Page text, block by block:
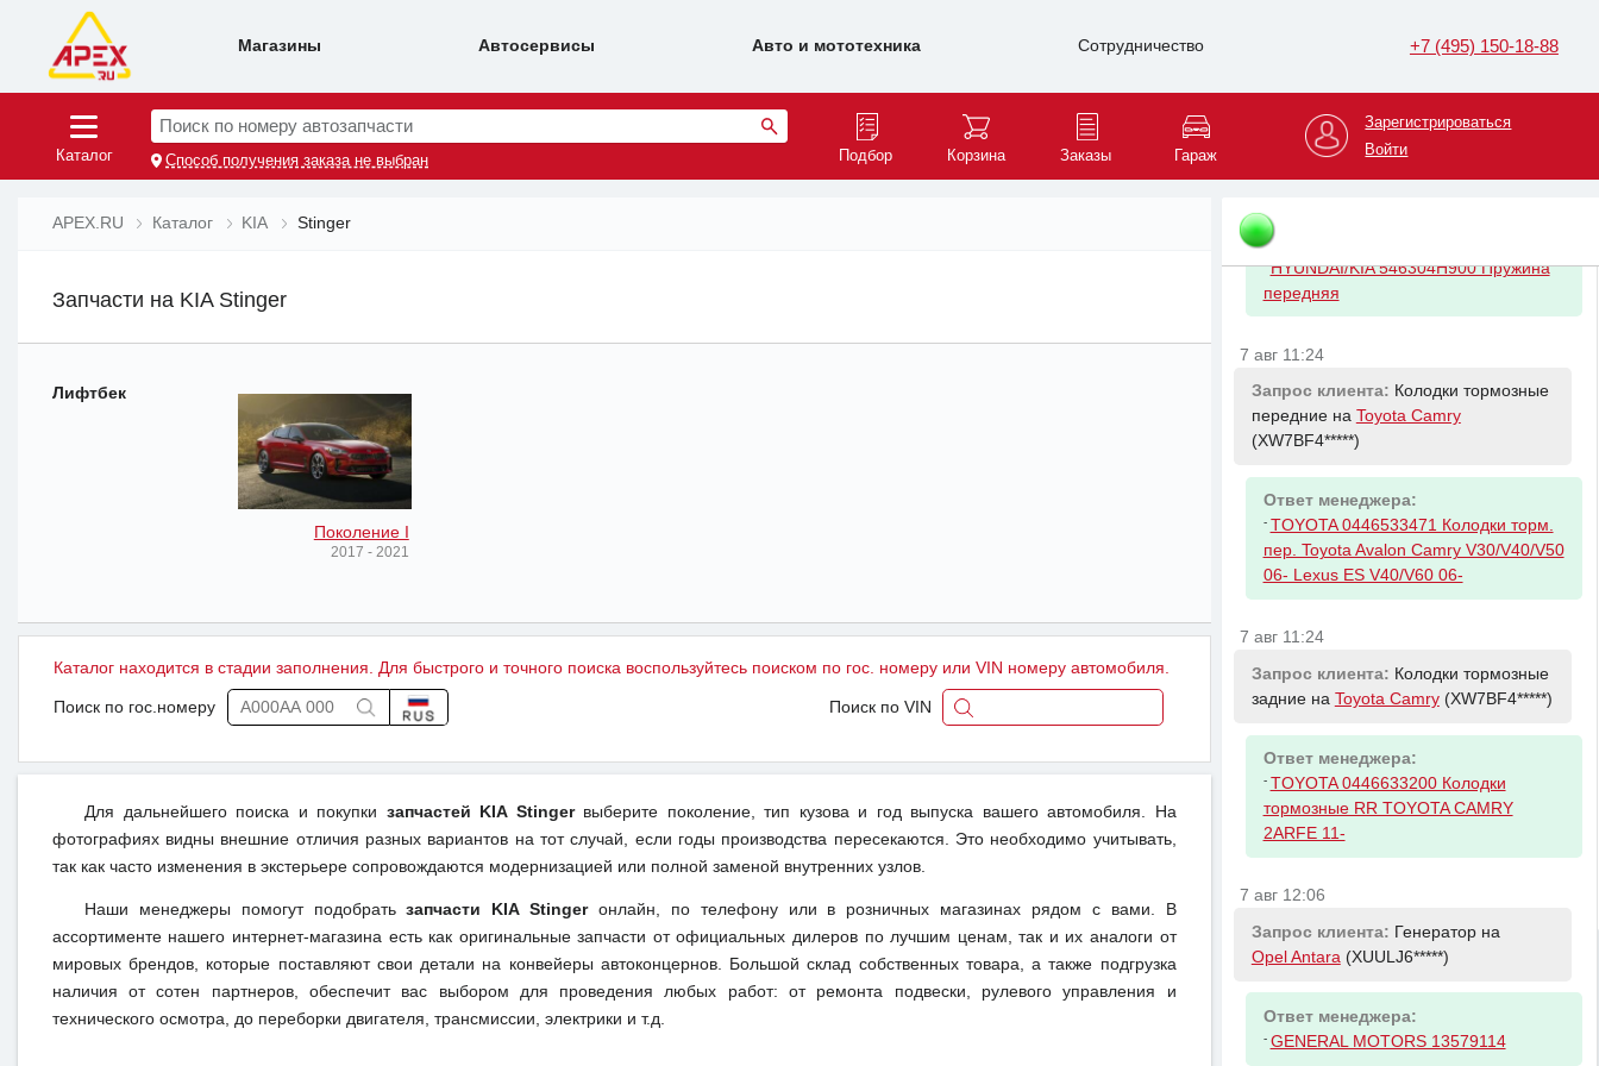
Магазины Автосервисы Авто и мототехника Сотрудничество +7 (495) 150-18-88
Каталог
Поиск по номеру автозапчасти
Способ получения заказа не выбран Подбор Корзина Заказы Гараж
Зарегистрироваться
Войти
APEX.RU Каталог KIA Stinger
Запчасти на KIA Stinger
Лифтбек
Поколение I
2017 - 2021
Каталог находится в стадии заполнения. Для быстрого и точного поиска воспользуйтесь поиском по гос. номеру или VIN номеру автомобиля.
Поиск по гос.номеру Поиск по VIN
Для дальнейшего поиска и покупки запчастей KIA Stingerвыберите поколение, тип кузова и год выпуска вашего автомобиля. На
фотографиях видны внешние отличия разных вариантов на тот случай, если годы производства пересекаются. Это необходимо учитывать,
так как часто изменения в экстерьере сопровождаются модернизацией или полной заменой внутренних узлов.
Наши менеджеры помогут подобратьзапчасти KIA Stingerонлайн, по телефону или в розничных магазинах рядом с вами. В
ассортименте нашего интернет-магазина есть как оригинальные запчасти от официальных дилеров по лучшим ценам, так и их аналоги от
мировых брендов, которые поставляют свои детали на конвейеры автоконцернов. Большой склад собственных товара, а также подгрузка
наличия от сотен партнеров, обеспечит вас выбором для проведения любых работ: от ремонта подвески, рулевого управления и
технического осмотра, до переборки двигателя, трансмиссии, электрики и т.д.
7 авг 10:52
Запрос клиента:Пружина подвески
передняя на
Hyundai Grand Starex
(KMJWA3*****)
Ответ менеджера:
-HYUNDAI/KIA 546304H900 Пружина
передняя
7 авг 11:24
Запрос клиента: Колодки тормозные
передние на Toyota Camry
(XW7BF4*****)
Ответ менеджера:
- TOYOTA 0446533471 Колодки торм.
пер. Toyota Avalon Camry V30/V40/V50
06- Lexus ES V40/V60 06-
7 авг 11:24
Запрос клиента: Колодки тормозные
задние на Toyota Camry(XW7BF4*****)
Ответ менеджера:
- TOYOTA 0446633200 Колодки
тормозные RR TOYOTA CAMRY
2ARFE 11-
7 авг 12:06
Запрос клиента: Генератор на
Opel Antara (XUULJ6*****)
Ответ менеджера:
- GENERAL MOTORS 13579114